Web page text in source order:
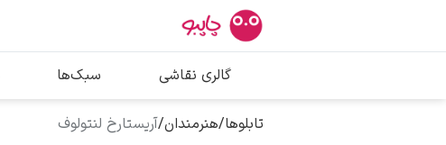
بیشترین جستجوها
پیکاسو
تابلو بوسه
گالری نقاشی سبک‌ها
تابلوها/هنرمندان/آریستارخ لنتولوف